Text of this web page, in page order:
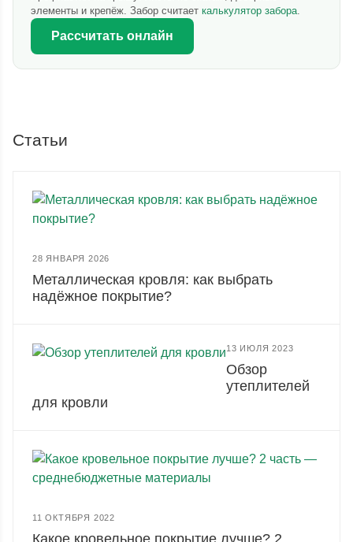
элементы и крепёж. Забор считает калькулятор забора.
Рассчитать онлайн
Статьи
28 ЯНВАРЯ 2026
Металлическая кровля: как выбрать
надёжное покрытие?
13 ИЮЛЯ 2023
Обзор
утеплителей
для кровли
11 ОКТЯБРЯ 2022